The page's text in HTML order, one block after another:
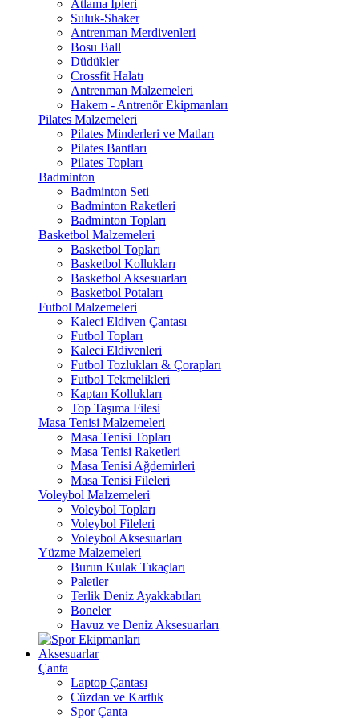
Atlama İpleri
Suluk-Shaker
Antrenman Merdivenleri
Bosu Ball
Düdükler
Crossfit Halatı
Antrenman Malzemeleri
Hakem - Antrenör Ekipmanları
Pilates Malzemeleri
Pilates Minderleri ve Matları
Pilates Bantları
Pilates Topları
Badminton
Badminton Seti
Badminton Raketleri
Badminton Topları
Basketbol Malzemeleri
Basketbol Topları
Basketbol Kollukları
Basketbol Aksesuarları
Basketbol Potaları
Futbol Malzemeleri
Kaleci Eldiven Çantası
Futbol Topları
Kaleci Eldivenleri
Futbol Tozlukları & Çorapları
Futbol Tekmelikleri
Kaptan Kollukları
Top Taşıma Filesi
Masa Tenisi Malzemeleri
Masa Tenisi Topları
Masa Tenisi Raketleri
Masa Tenisi Ağdemirleri
Masa Tenisi Fileleri
Voleybol Malzemeleri
Voleybol Topları
Voleybol Fileleri
Voleybol Aksesuarları
Yüzme Malzemeleri
Burun Kulak Tıkaçları
Paletler
Terlik Deniz Ayakkabıları
Boneler
Havuz ve Deniz Aksesuarları
Aksesuarlar
Çanta
Laptop Çantası
Cüzdan ve Kartlık
Spor Çanta